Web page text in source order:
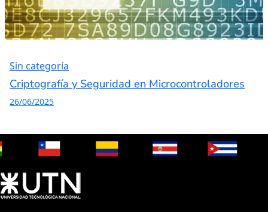
Sin categoría
Criptografía y Seguridad en Microcontroladores
26/06/2025